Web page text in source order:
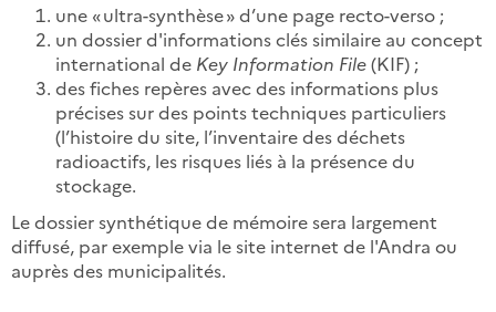
une « ultra-synthèse » d’une page recto-verso ;
un dossier d'informations clés similaire au concept
international de Key Information File(KIF) ;
des fiches repères avec des informations plus
précises sur des points techniques particuliers
(l’histoire du site, l’inventaire des déchets
radioactifs, les risques liés à la présence du
stockage.
Le dossier synthétique de mémoire sera largement
diffusé, par exemple via le site internet de l'Andra ou
auprès des municipalités.